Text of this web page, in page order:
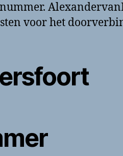
voor het